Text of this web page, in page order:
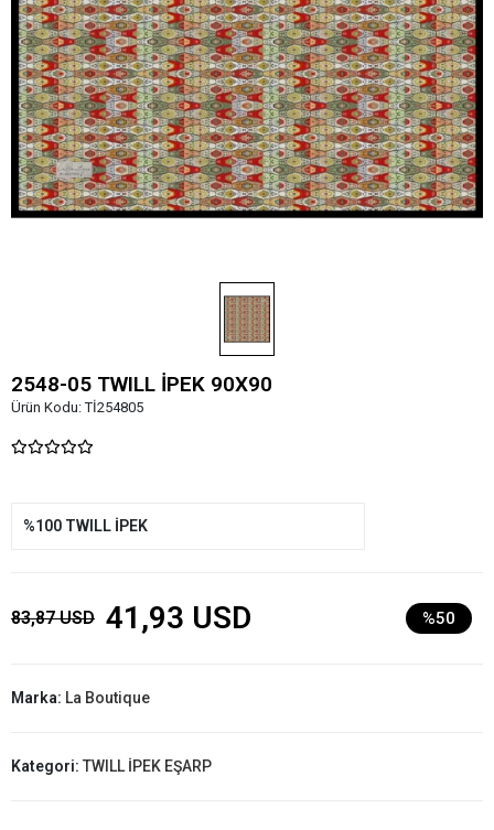
2548-05 TWILL İPEK 90X90
Ürün Kodu:Tİ254805
%100 TWILL İPEK
83,87 USD 41,93 USD %50
Marka: La Boutique
Kategori: TWILL İPEK EŞARP